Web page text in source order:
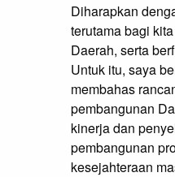
Diharapkan
terutama bagi
Daerah, serta
Untuk itu, saya
membahas
pembangunan
kinerja dan
pembangunan
kesejahteraan